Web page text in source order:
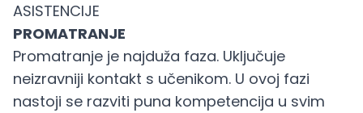
ASISTENCIJE
PROMATRANJE
Promatranje je najduža faza. Uključuje
neizravniji kontakt s učenikom. U ovoj fazi
nastoji se razviti puna kompetencija u svim